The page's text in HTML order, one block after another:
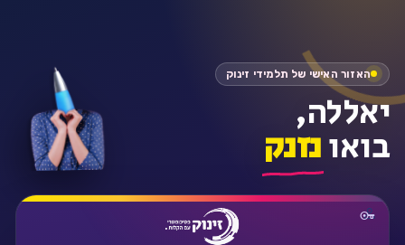
האזור האישי של תלמידי זינוק
יאללה,
בואונזנק